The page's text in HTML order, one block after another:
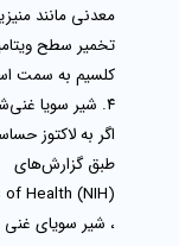
معدنی مانند
کلسیم به سمت
۴. شیر سویا غنی‌شده
اگر به لاکتوز
طبق گزارش‌های
Health (NIH)